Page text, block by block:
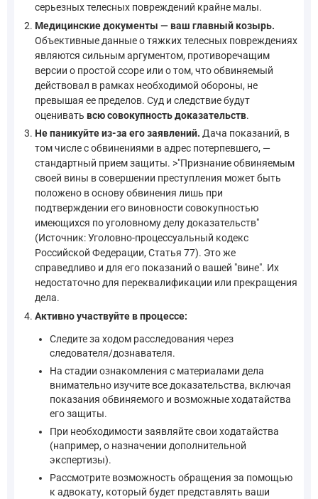
серьезных телесных повреждений крайне малы.
Медицинские документы — ваш главный козырь.
Объективные данные о тяжких телесных повреждениях
являются сильным аргументом, противоречащим
версии о простой ссоре или о том, что обвиняемый
действовал в рамках необходимой обороны, не
превышая ее пределов. Суд и следствие будут
оценивать всю совокупность доказательств.
Не паникуйте из-за его заявлений. Дача показаний, в
том числе с обвинениями в адрес потерпевшего, —
стандартный прием защиты. >"Признание обвиняемым
своей вины в совершении преступления может быть
положено в основу обвинения лишь при
подтверждении его виновности совокупностью
имеющихся по уголовному делу доказательств"
(Источник: Уголовно-процессуальный кодекс
Российской Федерации, Статья 77). Это же
справедливо и для его показаний о вашей "вине". Их
недостаточно для переквалификации или прекращения
дела.
Активно участвуйте в процессе:
Следите за ходом расследования через
следователя/дознавателя.
На стадии ознакомления с материалами дела
внимательно изучите все доказательства, включая
показания обвиняемого и возможные ходатайства
его защиты.
При необходимости заявляйте свои ходатайства
(например, о назначении дополнительной
экспертизы).
Рассмотрите возможность обращения за помощью
к адвокату, который будет представлять ваши